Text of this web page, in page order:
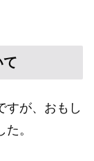
て
すが、おもし
。